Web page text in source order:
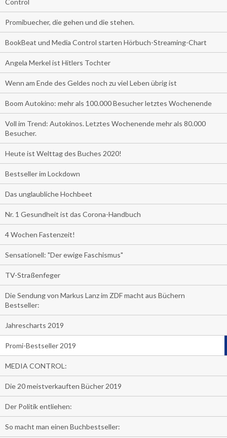
Control
Promibuecher, die gehen und die stehen.
BookBeat und Media Control starten Hörbuch-Streaming-Chart
Angela Merkel ist Hitlers Tochter
Wenn am Ende des Geldes noch zu viel Leben übrig ist
Boom Autokino: mehr als 100.000 Besucher letztes Wochenende
Voll im Trend: Autokinos. Letztes Wochenende mehr als 80.000
Besucher.
Heute ist Welttag des Buches 2020!
Bestseller im Lockdown
Das unglaubliche Hochbeet
Nr. 1 Gesundheit ist das Corona-Handbuch
4 Wochen Fastenzeit!
Sensationell: "Der ewige Faschismus"
TV-Straßenfeger
Die Sendung von Markus Lanz im ZDF macht aus Büchern
Bestseller:
Jahrescharts 2019
Promi-Bestseller 2019
MEDIA CONTROL:
Die 20 meistverkauften Bücher 2019
Der Politik entliehen:
So macht man einen Buchbestseller: